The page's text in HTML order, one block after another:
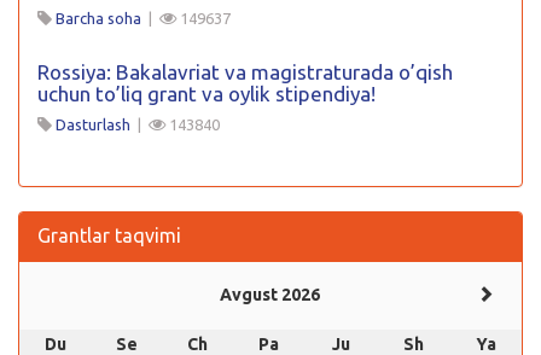
Barcha soha | 149637
Rossiya: Bakalavriat va magistraturada o’qish
uchun to’liq grant va oylik stipendiya!
Dasturlash | 143840
Grantlar taqvimi
Avgust 2026
Du Se Ch Pa Ju Sh
Ya